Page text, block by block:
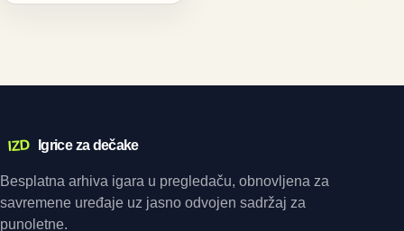
IZD Igrice za dečake
Besplatna arhiva igara u pregledaču, obnovljena za
savremene uređaje uz jasno odvojen sadržaj za
punoletne.